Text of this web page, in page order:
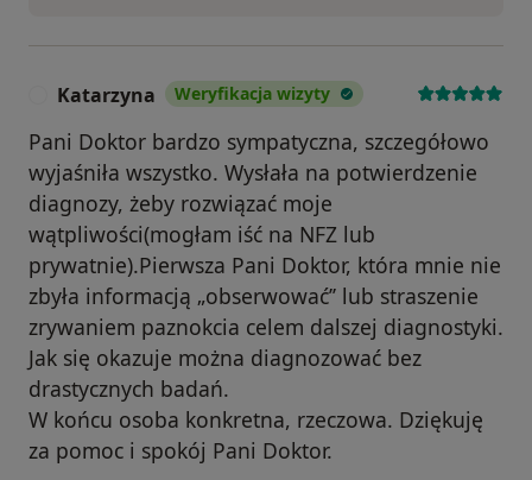
Katarzyna Weryfikacja wizyty
Pani Doktor bardzo sympatyczna, szczegółowo
wyjaśniła wszystko. Wysłała na potwierdzenie
diagnozy, żeby rozwiązać moje
wątpliwości(mogłam iść na NFZ lub
prywatnie).Pierwsza Pani Doktor, która mnie nie
zbyła informacją „obserwować’’ lub straszenie
zrywaniem paznokcia celem dalszej diagnostyki.
Jak się okazuje można diagnozować bez
drastycznych badań.
W końcu osoba konkretna, rzeczowa. Dziękuję
za pomoc i spokój Pani Doktor.